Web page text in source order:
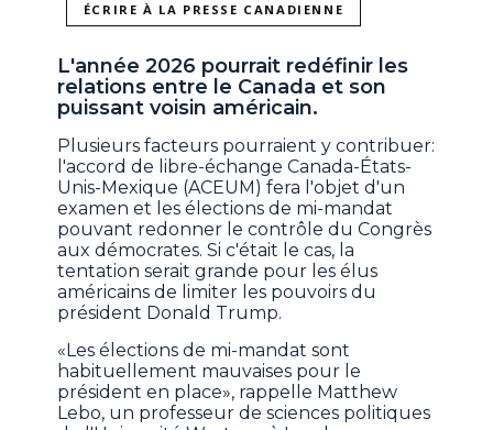
ÉCRIRE À LA PRESSE CANADIENNE
L'année 2026 pourrait redéfinir les
relations entre le Canada et son
puissant voisin américain.
Plusieurs facteurs pourraient y contribuer:
l'accord de libre-échange Canada-États-
Unis-Mexique (ACEUM) fera l'objet d'un
examen et les élections de mi-mandat
pouvant redonner le contrôle du Congrès
aux démocrates. Si c'était le cas, la
tentation serait grande pour les élus
américains de limiter les pouvoirs du
président Donald Trump.
«Les élections de mi-mandat sont
habituellement mauvaises pour le
président en place», rappelle Matthew
Lebo, un professeur de sciences politiques